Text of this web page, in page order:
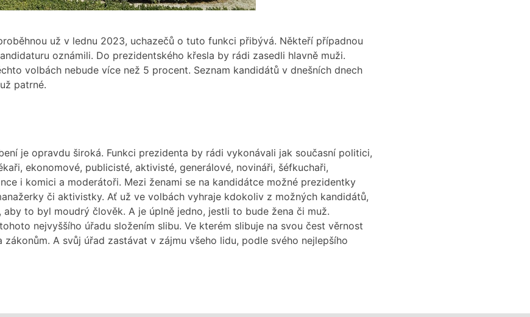
už v lednu 2023, uchazečů o tuto funkci přibývá. Někteří případnou
oznámili. Do prezidentského křesla by rádi zasedli hlavně muži.
volbách nebude více než 5 procent. Seznam kandidátů v dnešních dnech
patrné.
je opravdu široká. Funkci prezidenta by rádi vykonávali jak současní politici,
ekonomové, publicisté, aktivisté, generálové, novináři, šéfkuchaři,
i komici a moderátoři. Mezi ženami se na kandidátce možné prezidentky
či aktivistky. Ať už ve volbách vyhraje kdokoliv z možných kandidátů,
aby to byl moudrý člověk. A je úplně jedno, jestli to bude žena či muž.
nejvyššího úřadu složením slibu. Ve kterém slibuje na svou čest věrnost
zákonům. A svůj úřad zastávat v zájmu všeho lidu, podle svého nejlepšího